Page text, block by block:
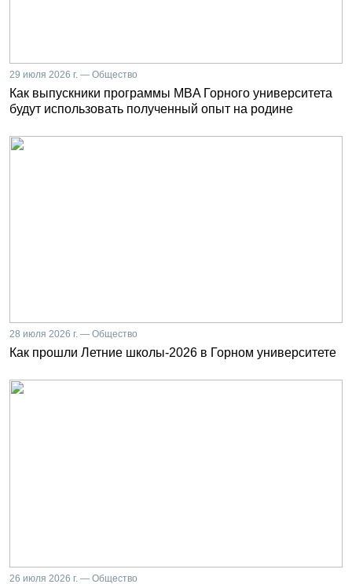
29 июля 2026 г. — Общество
Как выпускники программы MBA Горного университета
будут использовать полученный опыт на родине
28 июля 2026 г. — Общество
Как прошли Летние школы-2026 в Горном университете
26 июля 2026 г. — Общество